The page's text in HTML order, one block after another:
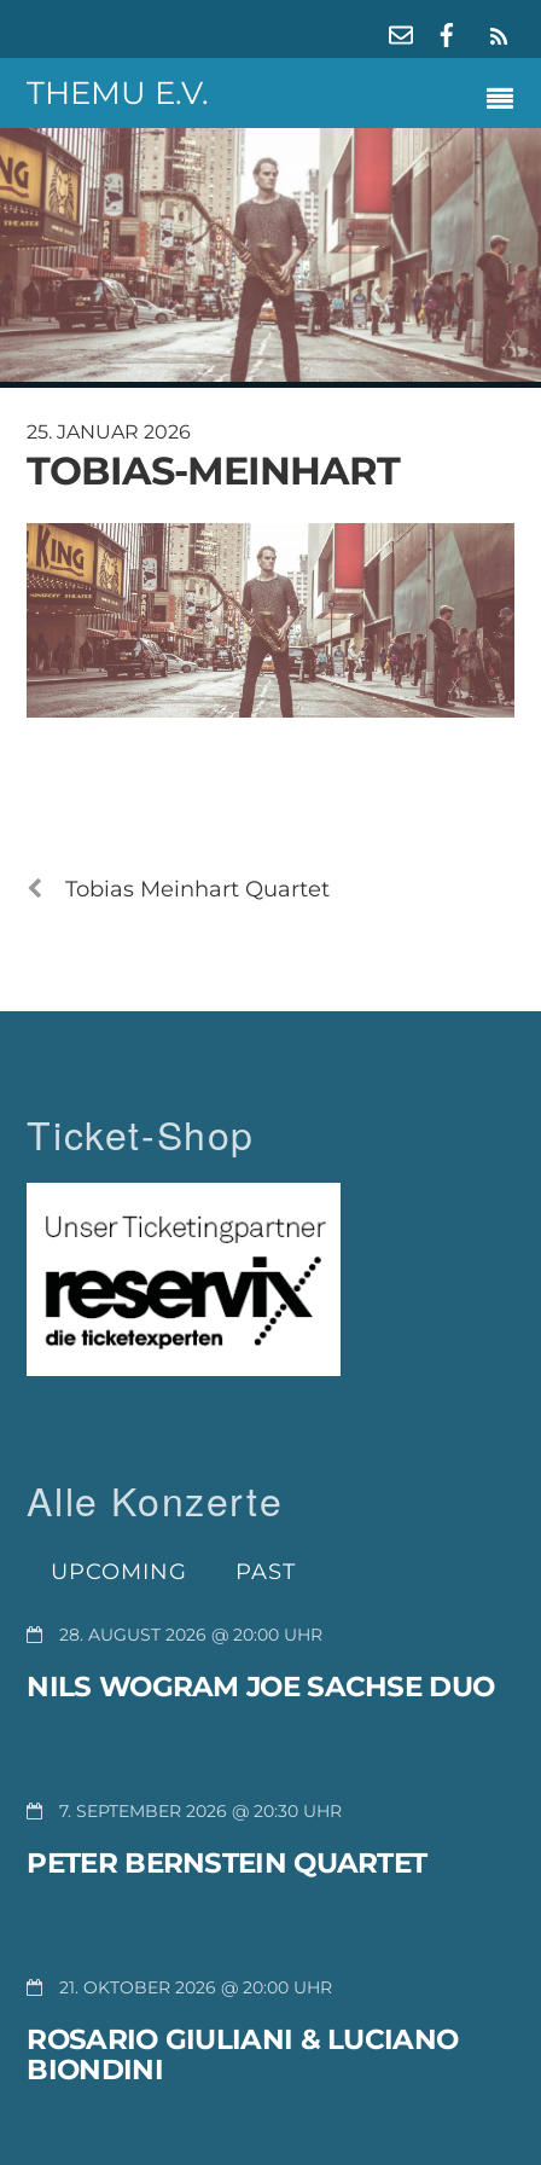
THEMU E.V.
25. JANUAR 2026
TOBIAS-MEINHART
Tobias Meinhart Quartet
Ticket-Shop
Alle Konzerte
UPCOMING PAST
28. AUGUST 2026 @ 20:00
NILS WOGRAM JOE SACHSE DUO
7. SEPTEMBER 2026 @ 20:30
PETER BERNSTEIN QUARTET
21. OKTOBER 2026 @ 20:00
ROSARIO GIULIANI & LUCIANO
BIONDINI